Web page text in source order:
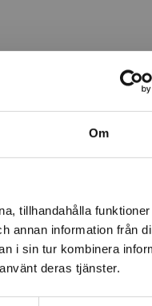
Om
tillhandahålla
annan information från
i sin tur kombinera
deras tjänster.
en